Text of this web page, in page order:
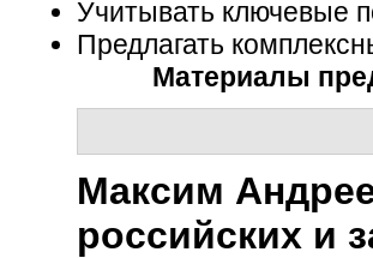
Учитывать ключевые
Предлагать
Материалы
Максим
российских и